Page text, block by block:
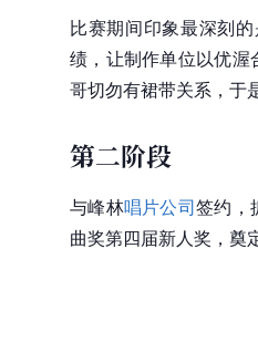
比赛期间印象最深刻
绩，让制作单位以优渥
哥切勿有裙带关系，于
第二阶段
与峰林唱片公司签约，
曲奖第四届新人奖，奠